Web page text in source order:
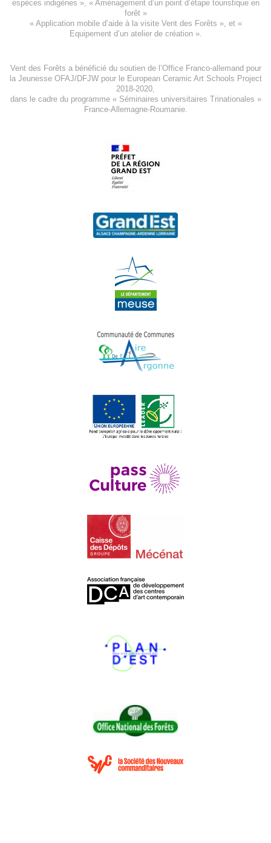
espèces indigènes », « Aménagement d’un point d’étape touristique en
forêt»
« Application mobile d’aide à la visite Vent des Forêts », et «
Equipement d’un atelier de création».
Vent des Forêts a bénéficié du soutien de l’Office Franco-allemand pour
la Jeunesse OFAJ/DFJWpour leEuropean Ceramic Art Schools Project
2018-2020
dans le cadre du programme « Séminaires universitaires Trinationales »
France-Allemagne-Roumanie.